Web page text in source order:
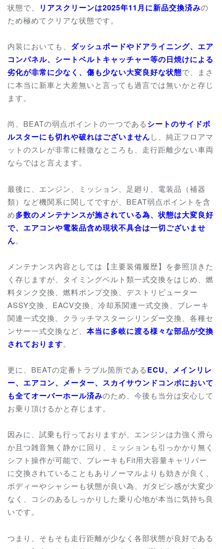
状態で、
リアスクリーンは2025年11月に新品交換済みの
ため極めてクリアな状態です。
内装においても、 ダッシュボードやドアライニング、エア
コンパネル、シートベルトキャッチャー等の日焼けによる
劣化が非常に少なく、傷も少ない大変良好な状態で、まさ
に本当に新車と大差無いと言っても過言では無いかと存じ
ます。
尚、BEATの弱点ポイントの一つであるシートのサイドボ
ルスターにも切れや破れはございませんし、純正フロアマ
ットのスレが非常に軽微なところも、走行距離少ない車両
ならではと言えます。
最後に、エンジン、ミッション、足廻り、電装品（補器
類）など機関系に関してですが、BEAT弱点ポイントを含
め多数のメンテナンスが施されている為、状態は大変良好
で、エアコンや電装品含め現状不具合は一切ございませ
ん。
メンテナンス内容としては【主要装備履歴】を参照頂きた
く存じますが、タイミングベルト類一式交換をはじめ、燃
料タンク交換、燃料ポンプ交換、デストリビューター
ASSY交換、EACV交換、冷却系関連一式交換、ブレーキ
関連一式交換、クラッチマスターシリンダー交換、各種セ
ンサー一式交換など、 本当に多岐に渡る様々な部品が交換
されております。
更に、BEATの定番トラブル箇所であるECU、メインリレ
ー、エアコン、メーター、スカイサウンドコンポにおいて
も全てオーバーホール済みのため、今後も当分は安心して
お乗り頂けるかと存じます。
因みに、試乗も行っておりますが、エンジンは力強く滑ら
か且つ雑音無く静かに回り、ミッションも引っかかり無く
シフト操作が可能で、ブレーキもFit用大容量キャリパー
に交換されていることもありノーマルよりも効きが良く、
ボディーやシャシーも状態が良い為、ガタピシ感が大変少
なく、コシのあるしっかりした乗り心地が本当に気持ち良
いです。
つまり、そもそも走行距離が少なく各部状態が良好である